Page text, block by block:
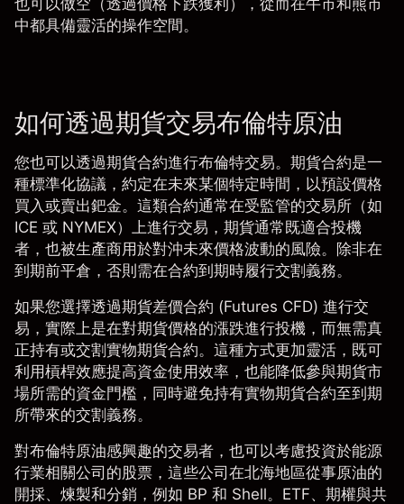
中都具備靈活的操作空間。
如何透過期貨交易布倫特原油
您也可以透過期貨合約進行布倫特交易。期貨合約是一
種標準化協議，約定在未來某個特定時間，以預設價格
買入或賣出鈀金。這類合約通常在受監管的交易所（如
ICE 或 NYMEX）上進行交易，期貨通常既適合投機
者，也被生產商用於對沖未來價格波動的風險。除非在
到期前平倉，否則需在合約到期時履行交割義務。
如果您選擇透過期貨差價合約 (Futures CFD) 進行交
易，實際上是在對期貨價格的漲跌進行投機，而無需真
正持有或交割實物期貨合約。這種方式更加靈活，既可
利用槓桿效應提高資金使用效率，也能降低參與期貨市
場所需的資金門檻，同時避免持有實物期貨合約至到期
所帶來的交割義務。
對布倫特原油感興趣的交易者，也可以考慮投資於能源
行業相關公司的股票，這些公司在北海地區從事原油的
開採、煉製和分銷，例如 BP 和 Shell。ETF、期權與共